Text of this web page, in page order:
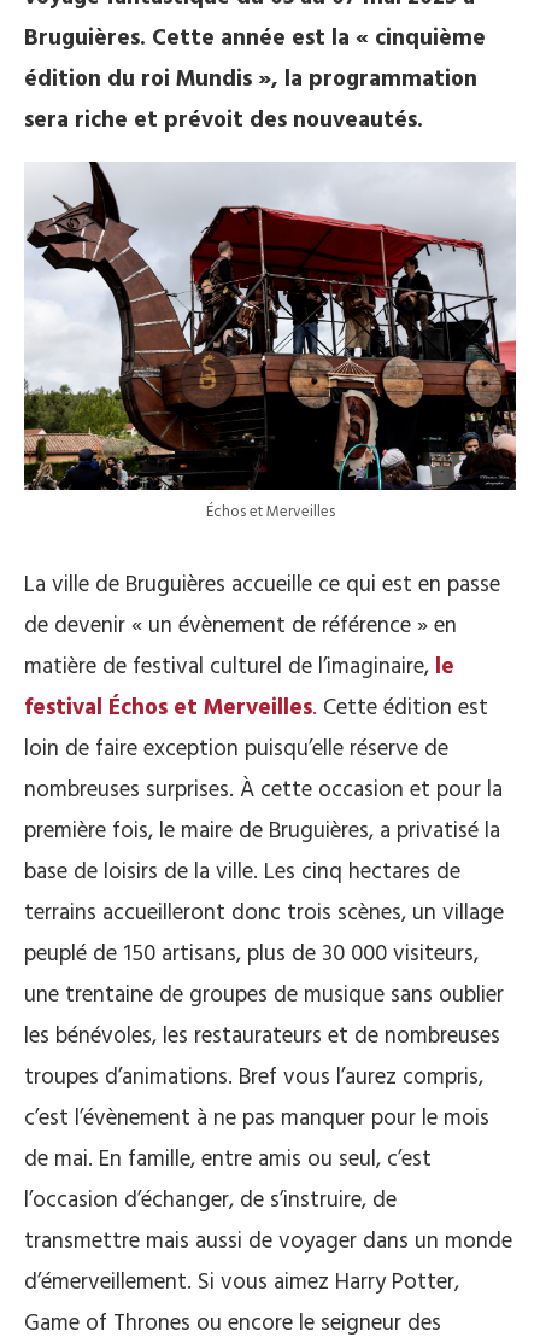
Bruguières. Cette année est la « cinquième
édition du roi Mundis », la programmation
sera riche et prévoit des nouveautés.
Échos et Merveilles
La ville de Bruguières accueille ce qui est en passe
de devenir « un évènement de référence » en
matière de festival culturel de l’imaginaire, le
festival Échos et Merveilles. Cette édition est
loin de faire exception puisqu’elle réserve de
nombreuses surprises. À cette occasion et pour la
première fois, le maire de Bruguières, a privatisé la
base de loisirs de la ville. Les cinq hectares de
terrains accueilleront donc trois scènes, un village
peuplé de 150 artisans, plus de 30 000 visiteurs,
une trentaine de groupes de musique sans oublier
les bénévoles, les restaurateurs et de nombreuses
troupes d’animations. Bref vous l’aurez compris,
c’est l’évènement à ne pas manquer pour le mois
de mai. En famille, entre amis ou seul, c’est
l’occasion d’échanger, de s’instruire, de
transmettre mais aussi de voyager dans un monde
d’émerveillement. Si vous aimez Harry Potter,
Game of Thrones ou encore le seigneur des